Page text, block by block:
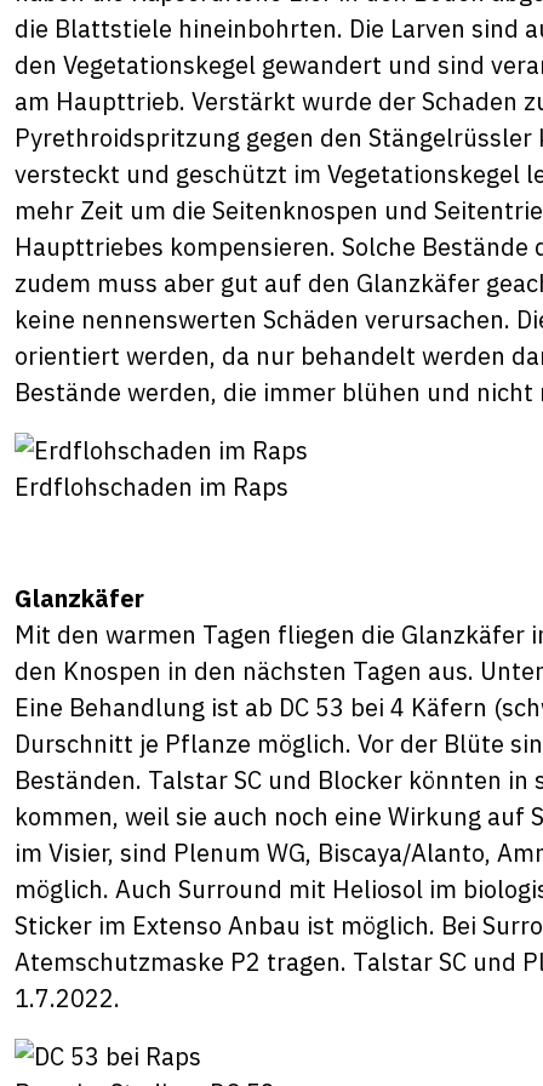
die Blattstiele hineinbohrten. Die Larven sind
den Vegetationskegel gewandert und sind
am Haupttrieb. Verstärkt wurde der Schaden
Pyrethroidspritzung gegen den
versteckt und geschützt im Vegetationskegel
mehr Zeit um die Seitenknospen und
Haupttriebes kompensieren. Solche
zudem muss aber gut auf den Glanzkäfer
keine nennenswerten Schäden verursachen.
orientiert werden, da nur behandelt werden
Bestände werden, die immer blühen und
Erdflohschaden im Raps
Glanzkäfer
Mit den warmen Tagen fliegen die Glanzkäfer
den Knospen in den nächsten Tagen aus.
Eine Behandlung ist ab DC 53 bei 4 Käfern
Durschnitt je Pflanze möglich. Vor der Blüte
Beständen. Talstar SC und Blocker könnten
kommen, weil sie auch noch eine Wirkung
im Visier, sind Plenum WG, Biscaya/Alanto,
möglich. Auch Surround mit Heliosol im
Sticker im Extenso Anbau ist möglich. Bei
Atemschutzmaske P2 tragen. Talstar SC und
1.7.2022.